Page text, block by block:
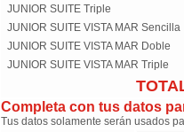
JUNIOR SUITE Triple
JUNIOR SUITE VISTA MAR Sencilla
JUNIOR SUITE VISTA MAR Doble
JUNIOR SUITE VISTA MAR Triple
Completa con tus datos
Tus datos solamente serán usados